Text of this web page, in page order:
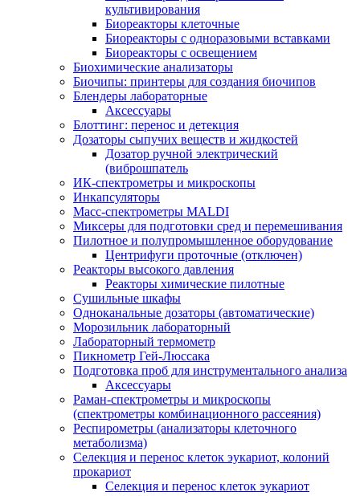
культивирования
Биореакторы клеточные
Биореакторы с одноразовыми вставками
Биореакторы с освещением
Биохимические анализаторы
Биочипы: принтеры для создания биочипов
Блендеры лабораторные
Аксессуары
Блоттинг: перенос и детекция
Дозаторы сыпучих веществ и жидкостей
Дозатор ручной электрический
(виброшпатель
ИК-спектрометры и микроскопы
Инкапсуляторы
Масс-спектрометры MALDI
Миксеры для подготовки сред и перемешивания
Пилотное и полупромышленное оборудование
Центрифуги проточные (отключен)
Реакторы высокого давления
Реакторы химические пилотные
Сушильные шкафы
Одноканальные дозаторы (автоматические)
Морозильник лабораторный
Лабораторный термометр
Пикнометр Гей-Люссака
Подготовка проб для инструментального анализа
Аксессуары
Раман-спектрометры и микроскопы
(спектрометры комбинационного рассеяния)
Респирометры (анализаторы клеточного
метаболизма)
Селекция и перенос клеток эукариот, колоний
прокариот
Селекция и перенос клеток эукариот